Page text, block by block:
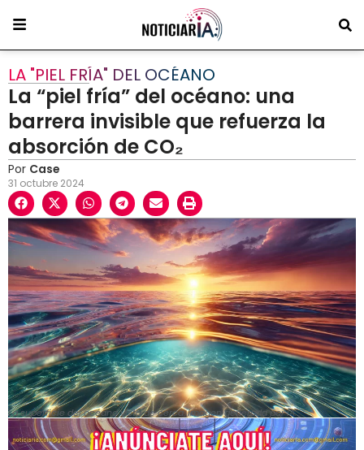
LA "PIEL FRÍA" DEL OCÉANO
La “piel fría” del océano: una
barrera invisible que refuerza la
absorción de CO₂
Por Case
31 octubre 2024
La superficie del océano vista de cerca. Imagen generada por IA.